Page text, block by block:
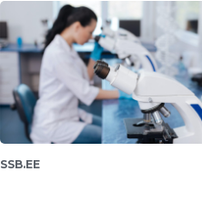
SSB.EE